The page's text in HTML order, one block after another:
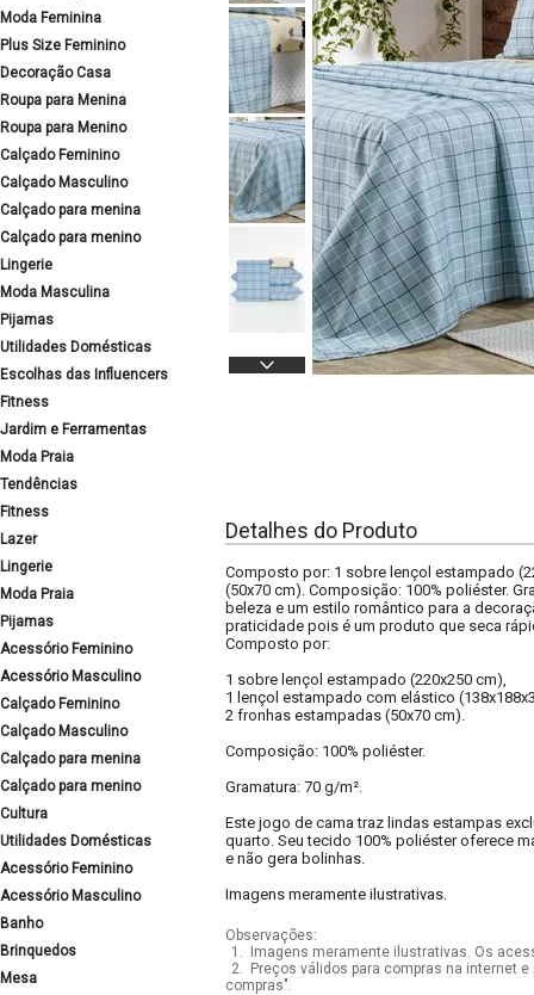
Moda Feminina
Plus Size Feminino
Decoração Casa
Roupa para Menina
Roupa para Menino
Calçado Feminino
Calçado Masculino
Calçado para menina
Calçado para menino
Lingerie
Moda Masculina
Pijamas
Utilidades Domésticas
Escolhas das Influencers
Fitness
Jardim e Ferramentas
Moda Praia
Tendências
Fitness
Lazer
Lingerie
Moda Praia
Pijamas
Acessório Feminino
Acessório Masculino
Calçado Feminino
Calçado Masculino
Calçado para menina
Calçado para menino
Cultura
Utilidades Domésticas
Acessório Feminino
Acessório Masculino
Banho
Brinquedos
Mesa
Detalhes do Produto
Composto por: 1 sobre lençol estampado
(50x70 cm). Composição: 100% poliéster.
beleza e um estilo romântico para a
praticidade pois é um produto que seca
Composto por:
1 sobre lençol estampado (220x250 cm),
1 lençol estampado com elástico
2 fronhas estampadas (50x70 cm).
Composição: 100% poliéster.
Gramatura: 70 g/m².
Este jogo de cama traz lindas estampas
quarto. Seu tecido 100% poliéster oferece
e não gera bolinhas.
Imagens meramente ilustrativas.
Observações:
1.
Imagens meramente ilustrativas. Os
2.
Preços válidos para compras na internet
compras".